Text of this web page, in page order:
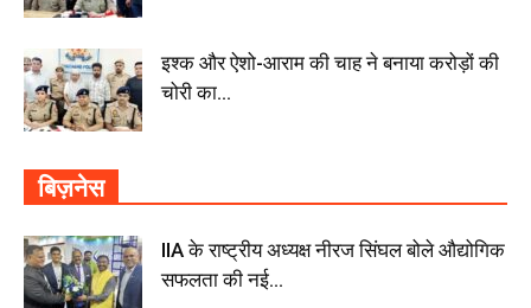
इश्क और ऐशो-आराम की चाह ने बनाया करोड़ों की
चोरी का...
बिज़नेस
IIA के राष्ट्रीय अध्यक्ष नीरज सिंघल बोले औद्योगिक
सफलता की नई...